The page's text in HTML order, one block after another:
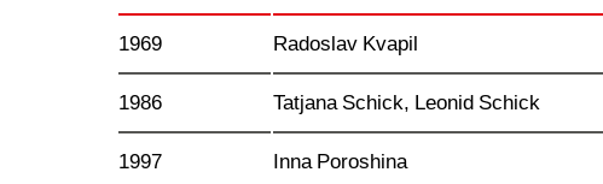
1969 Radoslav Kvapil
1986 Tatjana Schick, Leonid Schick
1997 Inna Poroshina